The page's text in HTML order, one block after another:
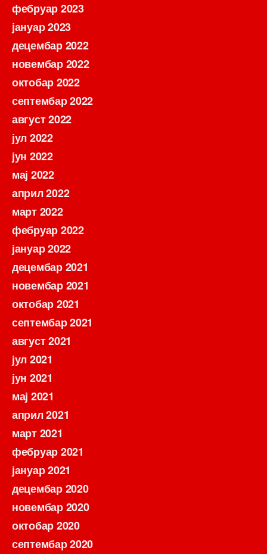
фебруар 2023
јануар 2023
децембар 2022
новембар 2022
октобар 2022
септембар 2022
август 2022
јул 2022
јун 2022
мај 2022
април 2022
март 2022
фебруар 2022
јануар 2022
децембар 2021
новембар 2021
октобар 2021
септембар 2021
август 2021
јул 2021
јун 2021
мај 2021
април 2021
март 2021
фебруар 2021
јануар 2021
децембар 2020
новембар 2020
октобар 2020
септембар 2020